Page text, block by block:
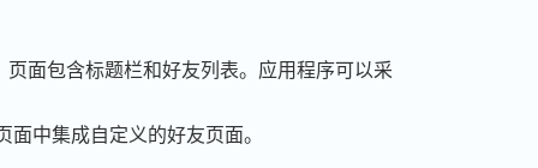
面包含标题栏和好友列表。应用程序可以采
中集成自定义的好友页面。